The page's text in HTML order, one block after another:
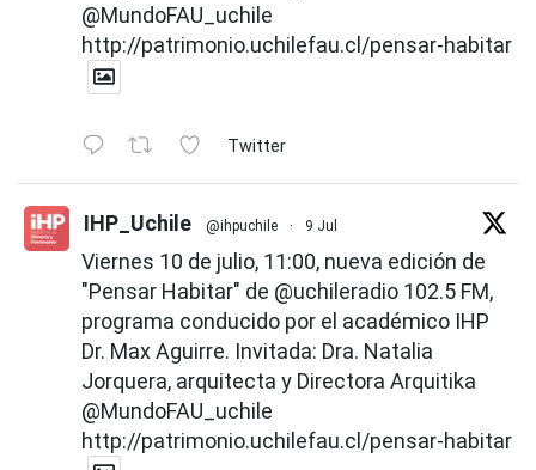
@MundoFAU_uchile
http://patrimonio.uchilefau.cl/pensar-habitar
Twitter
IHP_Uchile @ihpuchile · 9 Jul
Viernes 10 de julio, 11:00, nueva edición de
"Pensar Habitar" de @uchileradio 102.5 FM,
programa conducido por el académico IHP
Dr. Max Aguirre. Invitada: Dra. Natalia
Jorquera, arquitecta y Directora Arquitika
@MundoFAU_uchile
http://patrimonio.uchilefau.cl/pensar-habitar